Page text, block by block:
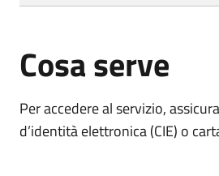
Cosa serve
Per accedere al servizio,
d’identità elettronica (CIE) o